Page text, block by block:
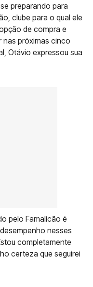
preparando para
clube para o qual ele
de compra e
nas próximas cinco
Otávio expressou sua
pelo Famalicão é
nesses
completamente
certeza que seguirei